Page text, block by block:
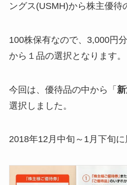
ングス(USMH)から株主優待
100株保有なので、3,000円
から１品の選択となります。
今回は、優待品の中から「
選択しました。
2018年12月中旬～1月下旬に